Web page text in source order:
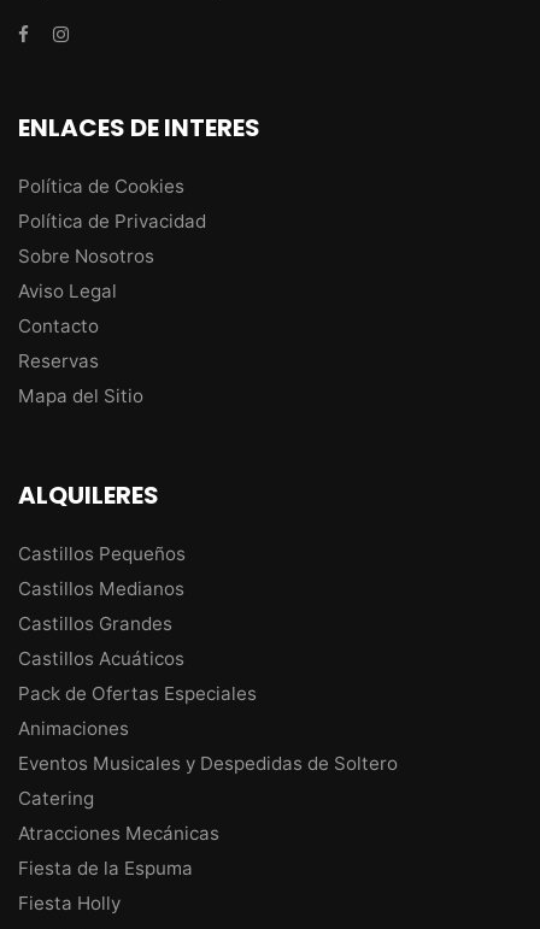
ENLACES DE INTERES
Política de Cookies
Política de Privacidad
Sobre Nosotros
Aviso Legal
Contacto
Reservas
Mapa del Sitio
ALQUILERES
Castillos Pequeños
Castillos Medianos
Castillos Grandes
Castillos Acuáticos
Pack de Ofertas Especiales
Animaciones
Eventos Musicales y Despedidas de Soltero
Catering
Atracciones Mecánicas
Fiesta de la Espuma
Fiesta Holly